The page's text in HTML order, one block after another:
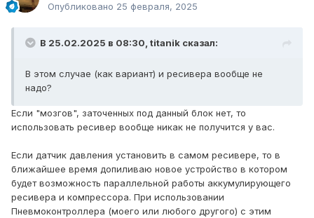
Опубликовано 25 февраля, 2025
В 25.02.2025 в 08:30, titanik сказал:
В этом случае (как вариант) и ресивера вообще не
надо?
Если "мозгов", заточенных под данный блок нет, то
использовать ресивер вообще никак не получится у вас.
Если датчик давления установить в самом ресивере, то в
ближайшее время допиливаю новое устройство в котором
будет возможность параллельной работы аккумулирующего
ресивера и компрессора. При использовании
Пневмоконтроллера (моего или любого другого) с этим